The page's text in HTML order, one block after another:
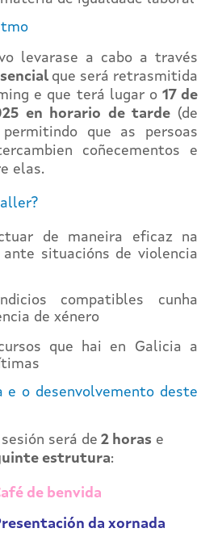
levarase a cabo a través
que será retrasmitida
e que terá lugar o 17 de
en horario de tarde (de
permitindo que as persoas
coñecementos e
elas.
de maneira eficaz na
situacións de violencia
compatibles cunha
de xénero
que hai en Galicia a
e o desenvolvemento deste
será de 2 horas e
estrutura:
de benvida
da xornada